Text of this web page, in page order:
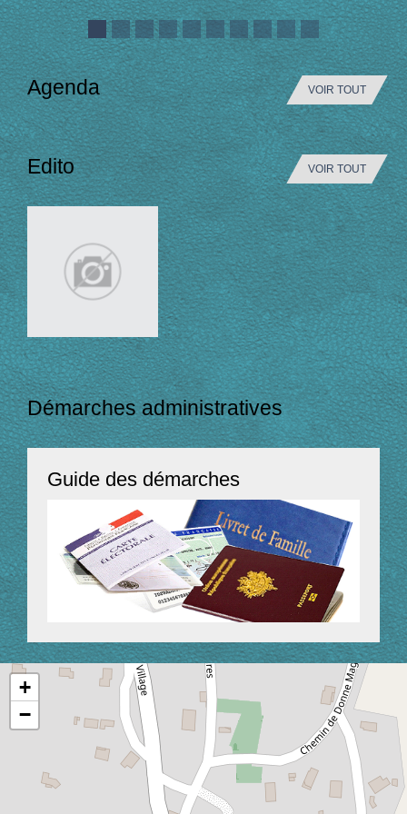
Agenda VOIR TOUT
Edito VOIR TOUT
Démarches administratives
Guide des démarches
+
−